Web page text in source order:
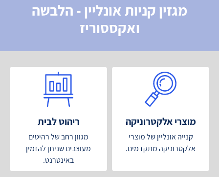
מגזין קניות אונליין - הלבשה
ואקססוריז
מוצרי אלקטרוניקה
קנייה אונליין של מוצרי
אלקטרוניקה מתקדמים.
ריהוט לבית
מגוון רחב של רהיטים
מעוצבים שניתן להזמין
באינטרנט.